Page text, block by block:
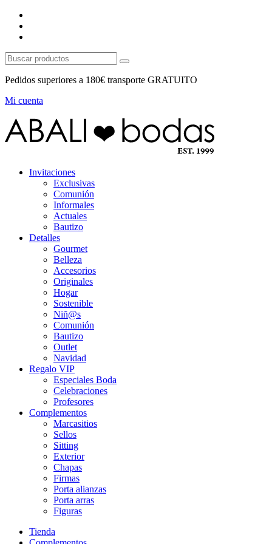
Pedidos superiores a 180€ transporte GRATUITO
Mi cuenta
Invitaciones
Exclusivas
Comunión
Informales
Actuales
Bautizo
Detalles
Gourmet
Belleza
Accesorios
Originales
Hogar
Sostenible
Niñ@s
Comunión
Bautizo
Outlet
Navidad
Regalo VIP
Especiales Boda
Celebraciones
Profesores
Complementos
Marcasitios
Sellos
Sitting
Exterior
Chapas
Firmas
Porta alianzas
Porta arras
Figuras
Tienda